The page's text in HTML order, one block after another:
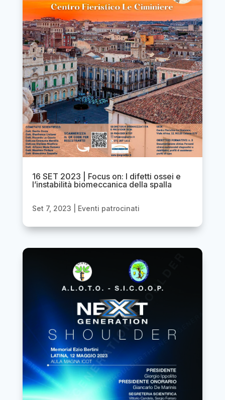
16 SET 2023 | Focus on: I difetti ossei e
l’instabilità biomeccanica della spalla
Set 7, 2023 Eventi patrocinati